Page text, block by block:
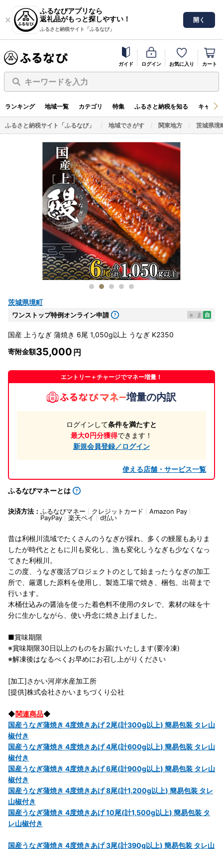
ふるなびアプリなら
返礼品がもっと探しやすい！
ふるさと納税サイト「ふるなび」
開く
ガイド ログイン お気に入り カート
キーワードを入力
ランキング 地域一覧 カテゴリ 特集 ふるさと納税を知る キャン
ふるさと納税サイト「ふるなび」 地域でさがす 関東地方 茨城県境
茨城県境町
ワンストップ特例オンライン申請 e ま 自
国産 上うなぎ 蒲焼き 6尾 1,050g以上 うなぎ K2350
寄附金額35,000
エントリー＋チャージでマネー増量！
増量の内訳
ログインして条件を満たすと
最大0円分獲得できます！
新規会員登録／ログイン
使える店舗・サービス一覧
ふるなびマネーとは
決済方法： ふるなびマネー クレジットカード
Amazon Pay
PayPay
楽天ペイ d払い
昔は利根川流域でたくさんのうなぎが採れ、多くの鰻屋もありま
したが時代とともに川も変化し、漁も変化しうなぎも少なくなっ
てきた利根川。
この度、うなぎ復活プロジェクトのとして始まったうなぎの加工
所で、厳選した原料を使用し、製造工場で焼き、梱包、出荷まで
行います。
木桶仕込みの醤油を使った着色料不使用のタレで、素材の味を十
分に生かしながら、使い丹念に焼き上げました。
■賞味期限
※賞味期限30日以上のものをお届けいたします(要冷凍)
※解凍後はなるべくお早めにお召し上がりください
[加工]さかい河岸水産加工所
[提供]株式会社さかいまちづくり公社
◆関連商品◆
国産うなぎ蒲焼き 4度焼きあげ 2尾(計300g以上) 簡易包装 タレ山
椒付き
国産うなぎ蒲焼き 4度焼きあげ 4尾(計600g以上) 簡易包装 タレ山
椒付き
国産うなぎ蒲焼き 4度焼きあげ 6尾(計900g以上) 簡易包装 タレ山
椒付き
国産うなぎ蒲焼き 4度焼きあげ 8尾(計1,200g以上) 簡易包装 タレ
山椒付き
国産うなぎ蒲焼き 4度焼きあげ 10尾(計1,500g以上) 簡易包装 タ
レ山椒付き
国産うなぎ蒲焼き 4度焼きあげ 3尾(計390g以上) 簡易包装 タレ山